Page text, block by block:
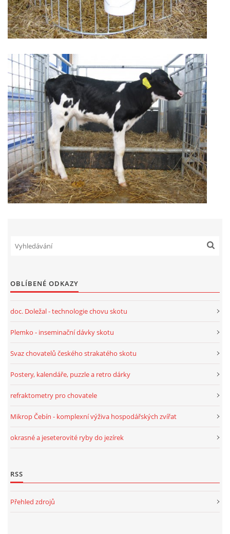
OBLÍBENÉ ODKAZY
doc. Doležal - technologie chovu skotu
Plemko - inseminační dávky skotu
Svaz chovatelů českého strakatého skotu
Postery, kalendáře, puzzle a retro dárky
refraktometry pro chovatele
Mikrop Čebín - komplexní výživa hospodářských zvířat
okrasné a jeseterovité ryby do jezírek
RSS
Přehled zdrojů